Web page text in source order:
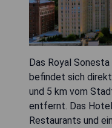
Das Royal
befindet sich
und 5 km vom
entfernt. Das
Restaurants und